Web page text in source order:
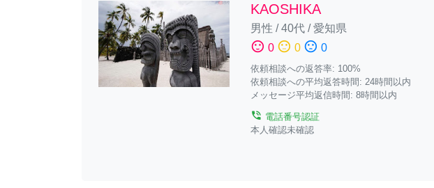
KAOSHIKA
男性 /40代/愛知県
sentiment_satisfied 0 sentiment_neutral 0 sentiment_dissatisfied 0
依頼相談への返答率: 100%
依頼相談への平均返答時間: 24時間以内
メッセージ平均返信時間: 8時間以内
phone_in_talk 電話番号認証
本人確認未確認